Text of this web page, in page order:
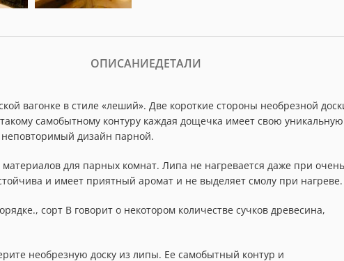
ОПИСАНИЕДЕТАЛИ
вагонке в стиле «леший». Две короткие стороны необрезной
самобытному контуру каждая дощечка имеет свою уникальную
дизайн парной.
для парных комнат. Липа не нагревается даже при очень
и имеет приятный аромат и не выделяет смолу при нагреве.
сорт В говорит о некотором количестве сучков древесина,
необрезную доску из липы. Ее самобытный контур и